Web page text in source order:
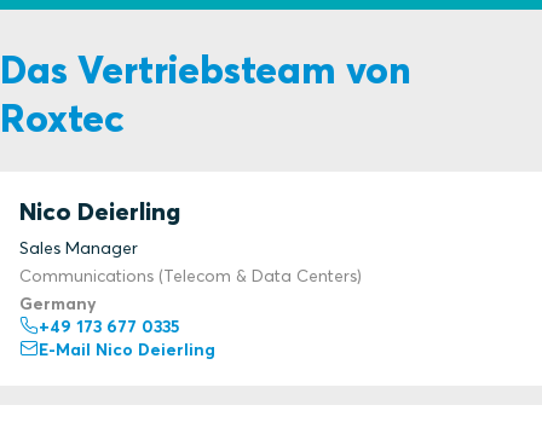
Afrika/Naher Osten
Asien/Pazifik
Europa
Südamerika
Das Vertriebsteam von
Roxtec
Nico Deierling
Sales Manager
Communications (Telecom & Data Centers)
Germany
+49 173 677 0335
E-Mail Nico Deierling